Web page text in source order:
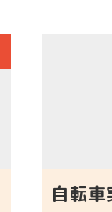
自転